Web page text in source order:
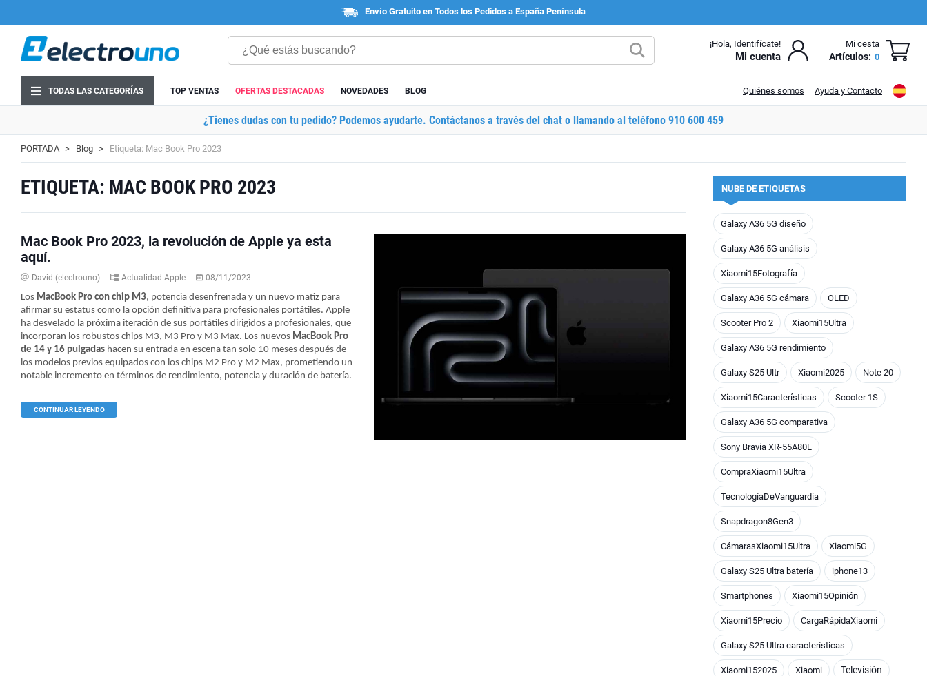
Envío Gratuito en Todos los Pedidos a España Península
¡Hola, Identifícate!
Mi cuenta
Mi cesta
Artículos: 0
TODAS LAS CATEGORÍAS TOP VENTAS OFERTAS DESTACADAS NOVEDADES BLOG Quiénes somos Ayuda y Contacto
¿Tienes dudas con tu pedido? Podemos ayudarte. Contáctanos a través del chat o llamando al teléfono 910 600 459
PORTADA Blog Etiqueta: Mac Book Pro 2023
ETIQUETA: MAC BOOK PRO 2023
Mac Book Pro 2023, la revolución de Apple ya esta
aquí.
David (electrouno) Actualidad Apple 08/11/2023
Los MacBook Pro con chip M3, potencia desenfrenada y un nuevo matiz para
afirmar su estatus como la opción definitiva para profesionales portátiles. Apple
ha desvelado la próxima iteración de sus portátiles dirigidos a profesionales, que
incorporan los robustos chips M3, M3 Pro y M3 Max. Los nuevos MacBook Pro
de 14 y 16 pulgadas hacen su entrada en escena tan solo 10 meses después de
los modelos previos equipados con los chips M2 Pro y M2 Max, prometiendo un
notable incremento en términos de rendimiento, potencia y duración de batería.
CONTINUAR LEYENDO
NUBE DE ETIQUETAS
Galaxy A36 5G diseño
Galaxy A36 5G análisis
Xiaomi15Fotografía
Galaxy A36 5G cámara OLED
Scooter Pro 2 Xiaomi15Ultra
Galaxy A36 5G rendimiento
Galaxy S25 Ultr Xiaomi2025 Note 20
Xiaomi15Características Scooter 1S
Galaxy A36 5G comparativa
Sony Bravia XR-55A80L
CompraXiaomi15Ultra
TecnologíaDeVanguardia
Snapdragon8Gen3
CámarasXiaomi15Ultra Xiaomi5G
Galaxy S25 Ultra batería iphone13
Smartphones Xiaomi15Opinión
Xiaomi15Precio CargaRápidaXiaomi
Galaxy S25 Ultra características
Xiaomi152025 Xiaomi Televisión